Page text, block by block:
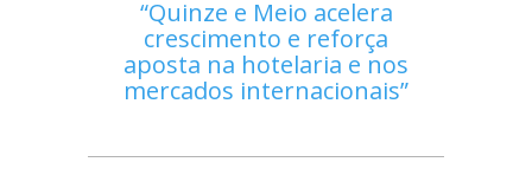
Quinze e Meio acelera
crescimento e reforça
aposta na hotelaria e nos
mercados internacionais